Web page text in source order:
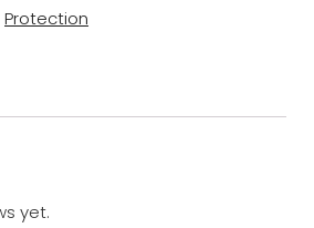
Protection
yet.